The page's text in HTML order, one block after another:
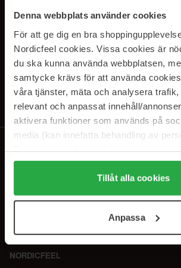
Denna webbplats använder cookies
För att ge dig en bra
Nordicfeel cookies. Vissa cookies är
du ska kunna använda webbplatsen,
samtycke krävs för att använda
våra tjänster, mäta och analysera
relevant och anpassat innehåll/
aktivera funktioner som används på
media (kan innefatta behandling av
Genom att trycka på "Tillåt alla
alla cookies, medan du under "Detaljer"
användningen av cookies. Du kan när
samt vår Integritetspolicy.
Tillåt alla cookies
Anpassa
SUBSCRIBE TO OUR
NEWSLETTER
E-postadresse
Ved å abonnere godtar du vår
NORDICFEEL